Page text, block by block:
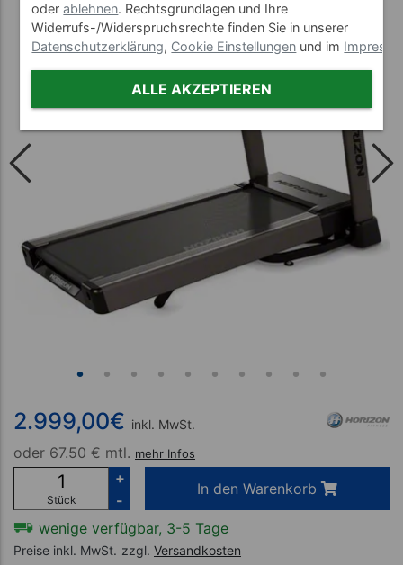
2.999,00€ inkl. MwSt.
oder 67.50 € mtl. mehr Infos
Stück
+
-
In den Warenkorb
wenige verfügbar, 3-5 Tage
Preise inkl. MwSt. zzgl. Versandkosten
oderablehnen. Rechtsgrundlagen und Ihre
Widerrufs-/Widerspruchsrechte finden Sie in unserer
Datenschutzerklärung, Cookie Einstellungen und im
ALLE AKZEPTIEREN